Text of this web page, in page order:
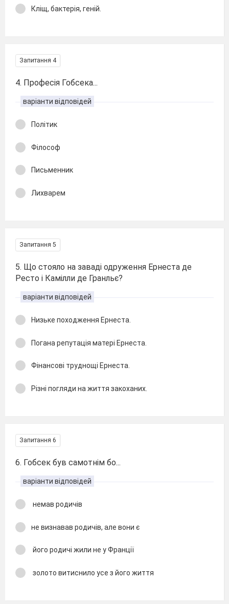
Кліщ, бактерія, геній.
Запитання 4
4. Професія Гобсека...
варіанти відповідей
Політик
Філософ
Письменник
Лихварем
Запитання 5
5. Що стояло на заваді одруження Ернеста де
Ресто і Камілли де Гранльє?
варіанти відповідей
Низьке походження Ернеста.
Погана репутація матері Ернеста.
Фінансові труднощі Ернеста.
Різні погляди на життя закоханих.
Запитання 6
6. Гобсек був самотнім бо...
варіанти відповідей
немав родичів
не визнавав родичів, але вони є
його родичі жили не у Франції
золото витиснило усе з його життя